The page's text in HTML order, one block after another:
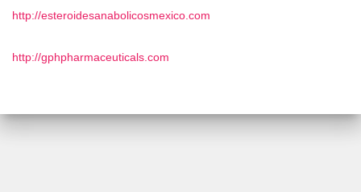
http://esteroidesanabolicosmexico.com
http://gphpharmaceuticals.com